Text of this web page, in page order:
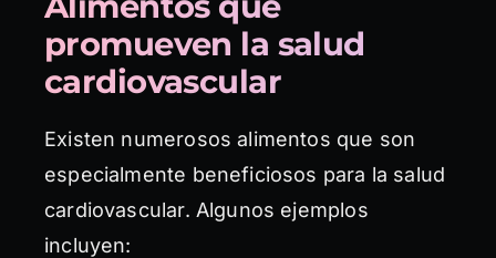
promueven la salud
cardiovascular
Existen numerosos alimentos que son
especialmente beneficiosos para la salud
cardiovascular. Algunos ejemplos
incluyen: